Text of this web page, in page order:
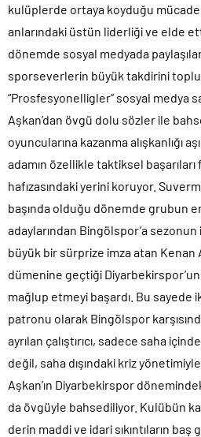
kulüplerde ortaya koyduğu
anlarındaki üstün liderliği ve elde
dönemde sosyal medyada
sporseverlerin büyük takdirini
“Prosfesyonelligler” sosyal medya
Aşkan’dan övgü dolu sözler ile
oyuncularına kazanma alışkanlığı
adamın özellikle taktiksel
hafızasındaki yerini koruyor.
başında olduğu dönemde grubun
adaylarından Bingölspor’a
büyük bir sürprize imza atan Kenan
dümenine geçtiği Diyarbekirspor’un
mağlup etmeyi başardı. Bu sayede
patronu olarak Bingölspor
ayrılan çalıştırıcı, sadece saha
değil, saha dışındaki kriz
Aşkan’ın Diyarbekirspor
da övgüyle bahsediliyor. Kulübün
derin maddi ve idari sıkıntıların